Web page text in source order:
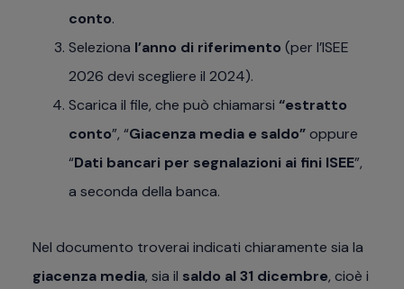
conto.
Seleziona l’anno di riferimento (per l’ISEE
2026 devi scegliere il 2024).
Scarica il file, che può chiamarsi “estratto
conto”, “Giacenza media e saldo”oppure
“Dati bancari per segnalazioni ai fini ISEE”,
a seconda della banca.
Nel documento troverai indicati chiaramente sia la
giacenza media, sia il saldo al 31 dicembre, cioè i